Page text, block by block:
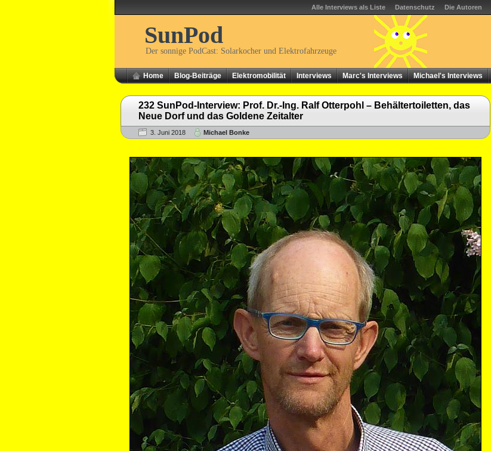
Alle Interviews als Liste Datenschutz Die Autoren
SunPod
Der sonnige PodCast: Solarkocher und Elektrofahrzeuge
Home Blog-Beiträge Elektromobilität Interviews Marc's Interviews Michael's Interviews
232 SunPod-Interview: Prof. Dr.-Ing. Ralf Otterpohl – Behältertoiletten, das
Neue Dorf und das Goldene Zeitalter
3. Juni 2018 Michael Bonke